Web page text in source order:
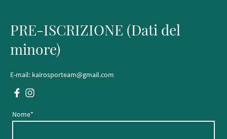
PRE-ISCRIZIONE (Dati del
minore)
E-mail: kairosporteam@gmail.com
Nome*